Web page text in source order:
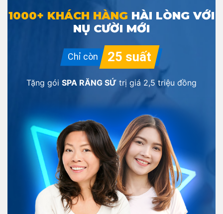
1000+ KHÁCH HÀNG HÀI LÒNG VỚI
NỤ CƯỜI MỚI
Tặng gói SPA RĂNG SỨ trị giá 2,5 triệu đồng